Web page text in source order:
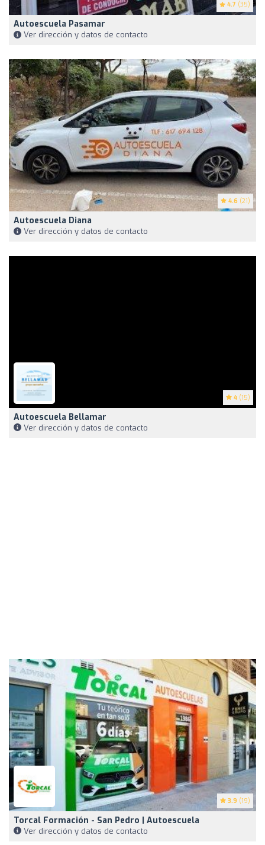
4.7 (35)
Autoescuela Pasamar
Ver dirección y datos de contacto
4.6 (21)
Autoescuela Diana
Ver dirección y datos de contacto
4 (15)
Autoescuela Bellamar
Ver dirección y datos de contacto
3.9 (19)
Torcal Formación - San Pedro | Autoescuela
Ver dirección y datos de contacto